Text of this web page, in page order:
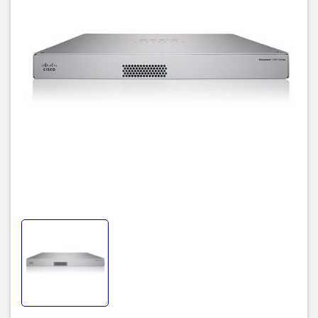
II. Thông số kỹ thuật chi tiết
của thiết bị Firewall Cisco
Type A
Throughput firewall : 3.3 Gbps
Maximum concurrent sessions, with AVC :
AVC : 22K